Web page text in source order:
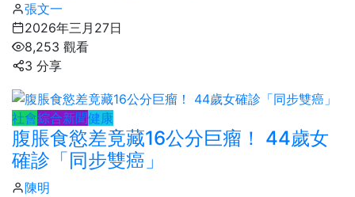
張文一
2026年三月27日
8,253 觀看
3 分享
社會綜合新聞健康
腹脹食慾差竟藏16公分巨瘤！ 44歲女
確診「同步雙癌」
陳明